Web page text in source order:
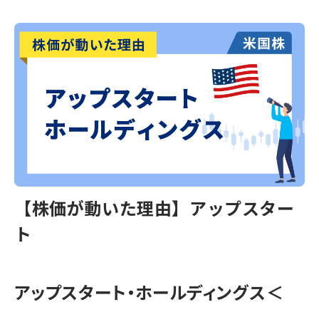
【株価が動いた理由】アップスター
ト
アップスタート・ホールディングス＜